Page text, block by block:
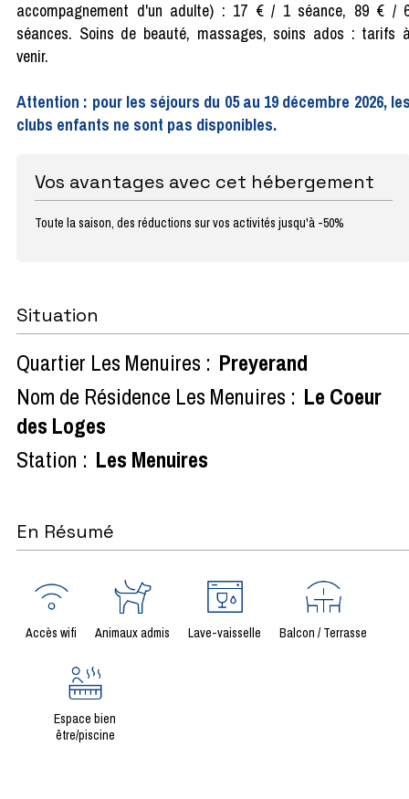
accompagnement d'un adulte) : 17 € / 1 séance, 89 € /
séances. Soins de beauté, massages, soins ados : tarifs
venir.
Attention : pour les séjours du 05 au 19 décembre 2026,
clubs enfants ne sont pas disponibles.
Vos avantages avec cet hébergement
Toute la saison, des réductions sur vos activités jusqu'à -50%
Situation
Quartier Les Menuires : Preyerand
Nom de Résidence Les Menuires : Le Coeur
des Loges
Station : Les Menuires
En Résumé
Accès wifi Animaux admis Lave-vaisselle Balcon / Terrasse
Espace bien
être/piscine